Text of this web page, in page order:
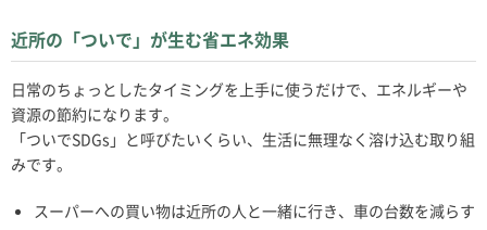
近所の「ついで」が生む省エネ効果
日常のちょっとしたタイミングを上手に使うだけで、エネルギーや
資源の節約になります。
「ついでSDGs」と呼びたいくらい、生活に無理なく溶け込む取り組
みです。
スーパーへの買い物は近所の人と一緒に行き、車の台数を減らす